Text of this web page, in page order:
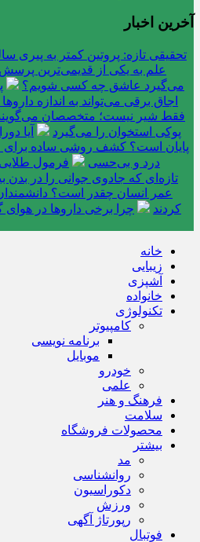
آخرین اخبار
تحقیقی تازه: پروتین کمتر به پیری
علم به یکی از قدیمی‌ترین
می‌گیرد عاشق چه کسی شویم؟
اجاق برقی می‌تواند به اندازه
فقط شیر نیست؛ متخصصان
پوکی استخوان را می‌گیرد
آیا
پایان است؟ کشف روشی ساده برای
درد و بی‌حسی
فرمول
تازه‌ای که جادوی جوانی را در بدن
عمر انسان چقدر است؟
کردند
چرا برخی داروها در هوای
خانه
زیبایی
آشپزی
خانواده
تکنولوژی
کامپیوتر
برنامه نویسی
موبایل
خودرو
علمی
فرهنگ و هنر
سلامت
محصولات فروشگاه
بیشتر
مد
روانشناسی
دکوراسیون
ورزش
رپورتاژ آگهی
فوتبال